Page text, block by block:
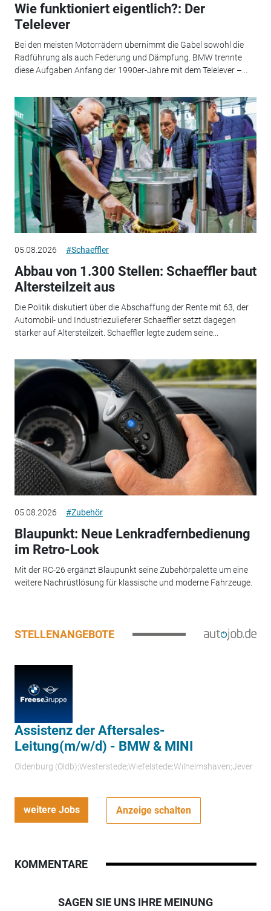
Wie funktioniert eigentlich?: Der
Telelever
Bei den meisten Motorrädern übernimmt die Gabel sowohl die
Radführung als auch Federung und Dämpfung. BMW trennte
diese Aufgaben Anfang der 1990er-Jahre mit dem Telelever –...
05.08.2026 #Schaeffler
Abbau von 1.300 Stellen: Schaeffler baut
Altersteilzeit aus
Die Politik diskutiert über die Abschaffung der Rente mit 63, der
Automobil- und Industriezulieferer Schaeffler setzt dagegen
stärker auf Altersteilzeit. Schaeffler legte zudem seine...
05.08.2026 #Zubehör
Blaupunkt: Neue Lenkradfernbedienung
im Retro-Look
Mit der RC-26 ergänzt Blaupunkt seine Zubehörpalette um eine
weitere Nachrüstlösung für klassische und moderne Fahrzeuge.
STELLENANGEBOTE
Assistenz der Aftersales-
Leitung(m/w/d) - BMW & MINI
Oldenburg (Oldb);Westerstede;Wiefelstede;Wilhelmshaven;Jever
weitere Jobs Anzeige schalten
KOMMENTARE
SAGEN SIE UNS IHRE MEINUNG